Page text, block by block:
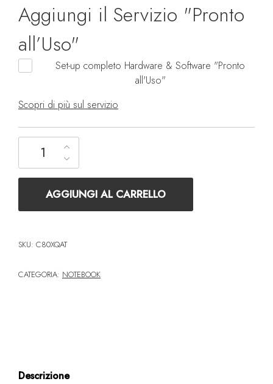
Aggiungi il Servizio "Pronto
all’Uso"
Scopri di più sul servizio
Set-up completo Hardware & Software "Pronto
all'Uso"
Notebook HP 255R G10 C80XQAT quantità
AGGIUNGI AL CARRELLO
SKU: C80XQAT
CATEGORIA: NOTEBOOK
Descrizione